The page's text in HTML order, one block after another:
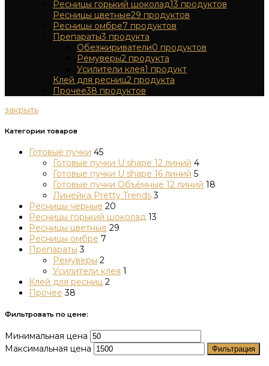
Ресницы горький шоколад13 продуктов
Ресницы цветные29 продуктов
Ресницы омбре7 продуктов
Препараты3 продукта
Обезжириватели0 продуктов
Ремуверы2 продукта
Усилители клея1 продукт
Клей для ресниц2 продукта
Прочее38 продуктов
закрыть
Категории товаров
Готовые пучки 45
Готовые пучки U shape 12 линий 4
Готовые пучки U shape 16 линий 5
Готовые пучки Объёмные 12 линий 18
Линейка Pretty Trends 3
Ресницы черные 20
Ресницы горький шоколад 13
Ресницы цветные 29
Ресницы омбре 7
Препараты 3
Ремуверы 2
Усилители клея 1
Клей для ресниц 2
Прочее 38
Фильтровать по цене:
Минимальная цена
Максимальная цена
Фильтрация